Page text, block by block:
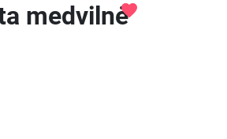
medvilnėfavorite